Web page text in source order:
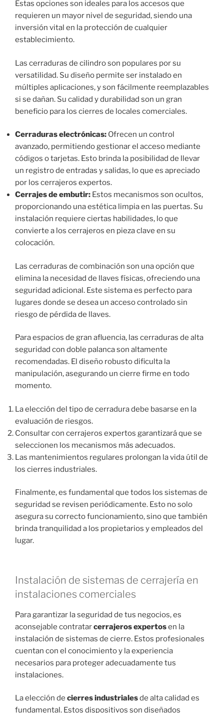
Estas opciones son ideales para los accesos que
requieren un mayor nivel de seguridad, siendo una
inversión vital en la protección de cualquier
establecimiento.
Las cerraduras de cilindro son populares por su
versatilidad. Su diseño permite ser instalado en
múltiples aplicaciones, y son fácilmente reemplazables
si se dañan. Su calidad y durabilidad son un gran
beneficio para los cierres de locales comerciales.
Cerraduras electrónicas: Ofrecen un control
avanzado, permitiendo gestionar el acceso mediante
códigos o tarjetas. Esto brinda la posibilidad de llevar
un registro de entradas y salidas, lo que es apreciado
por los cerrajeros expertos.
Cerrajes de embutir: Estos mecanismos son ocultos,
proporcionando una estética limpia en las puertas. Su
instalación requiere ciertas habilidades, lo que
convierte a los cerrajeros en pieza clave en su
colocación.
Las cerraduras de combinación son una opción que
elimina la necesidad de llaves físicas, ofreciendo una
seguridad adicional. Este sistema es perfecto para
lugares donde se desea un acceso controlado sin
riesgo de pérdida de llaves.
Para espacios de gran afluencia, las cerraduras de alta
seguridad con doble palanca son altamente
recomendadas. El diseño robusto dificulta la
manipulación, asegurando un cierre firme en todo
momento.
La elección del tipo de cerradura debe basarse en la
evaluación de riesgos.
Consultar con cerrajeros expertos garantizará que se
seleccionen los mecanismos más adecuados.
Las mantenimientos regulares prolongan la vida útil de
los cierres industriales.
Finalmente, es fundamental que todos los sistemas de
seguridad se revisen periódicamente. Esto no solo
asegura su correcto funcionamiento, sino que también
brinda tranquilidad a los propietarios y empleados del
lugar.
Instalación de sistemas de cerrajería en
instalaciones comerciales
Para garantizar la seguridad de tus negocios, es
aconsejable contratarcerrajeros expertosen la
instalación de sistemas de cierre. Estos profesionales
cuentan con el conocimiento y la experiencia
necesarios para proteger adecuadamente tus
instalaciones.
La elección de cierres industrialesde alta calidad es
fundamental. Estos dispositivos son diseñados